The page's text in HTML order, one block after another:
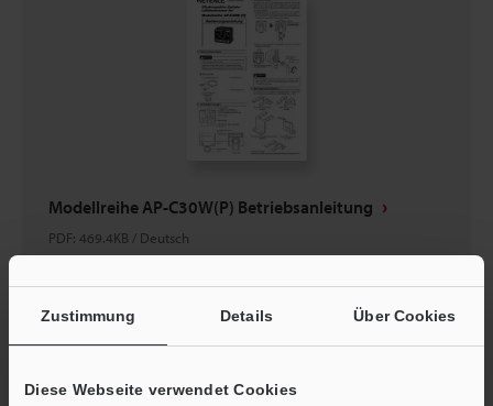
Zustimmung Details Über Cookies
Diese Webseite verwendet Cookies
Modellreihe AP-C30W(P) Betriebsanleitung
PDF: 469.4KB / Deutsch